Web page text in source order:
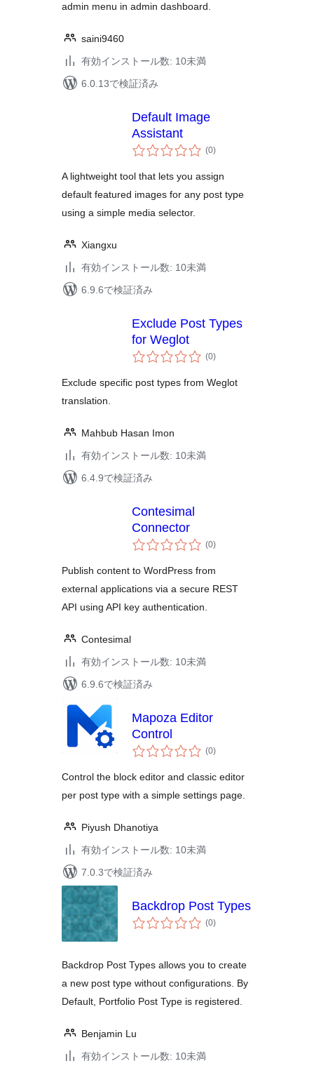
admin menu in admin dashboard.
saini9460
有効インストール数: 10未満
6.0.13で検証済み
Default Image
Assistant
(0個
の
価
)
A lightweight tool that lets you assign
default featured images for any post type
using a simple media selector.
Xiangxu
有効インストール数: 10未満
6.9.6で検証済み
Exclude Post Types
for Weglot
(0個
の
価
)
Exclude specific post types from Weglot
translation.
Mahbub Hasan Imon
有効インストール数: 10未満
6.4.9で検証済み
Contesimal
Connector
(0個
の)
Publish content to WordPress from
external applications via a secure REST
API using API key authentication.
Contesimal
有効インストール数: 10未満
6.9.6で検証済み
Mapoza Editor
Control
(0個
の)
Control the block editor and classic editor
per post type with a simple settings page.
Piyush Dhanotiya
有効インストール数: 10未満
7.0.3で検証済み
Backdrop Post Types
(0個
の)
Backdrop Post Types allows you to create
a new post type without configurations. By
Default, Portfolio Post Type is registered.
Benjamin Lu
有効インストール数: 10未満